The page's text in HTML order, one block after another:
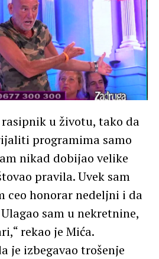
u životu, tako da
programima samo
nikad dobijao velike
pravila. Uvek sam
ceo honorar nedeljni i da
sam u nekretnine,
rekao je Mića.
je izbegavao trošenje